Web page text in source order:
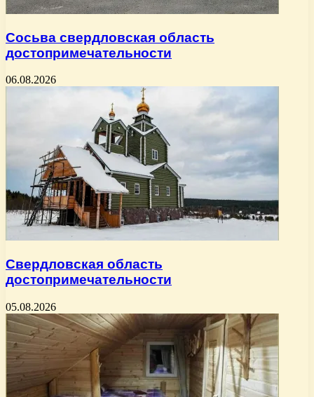
Сосьва свердловская область
достопримечательности
06.08.2026
Свердловская область
достопримечательности
05.08.2026